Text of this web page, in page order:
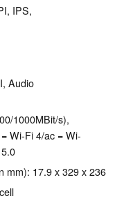
IPS,
Audio
1000MBit/s),
Wi-Fi 4/ac = Wi-
mm): 17.9 x 329 x 236